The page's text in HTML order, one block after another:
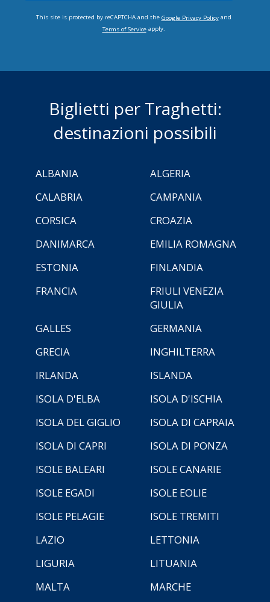
This site is protected by reCAPTCHA and the Google Privacy Policyand
Terms of Serviceapply.
Biglietti per Traghetti:
destinazioni possibili
ALBANIA
ALGERIA
CALABRIA
CAMPANIA
CORSICA
CROAZIA
DANIMARCA
EMILIA ROMAGNA
ESTONIA
FINLANDIA
FRANCIA
FRIULI VENEZIA
GIULIA
GALLES
GERMANIA
GRECIA
INGHILTERRA
IRLANDA
ISLANDA
ISOLA D'ELBA
ISOLA D'ISCHIA
ISOLA DEL GIGLIO
ISOLA DI CAPRAIA
ISOLA DI CAPRI
ISOLA DI PONZA
ISOLE BALEARI
ISOLE CANARIE
ISOLE EGADI
ISOLE EOLIE
ISOLE PELAGIE
ISOLE TREMITI
LAZIO
LETTONIA
LIGURIA
LITUANIA
MALTA
MARCHE